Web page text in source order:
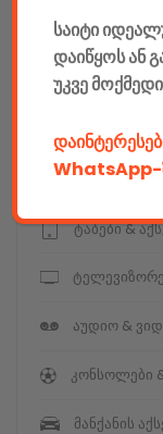
ტელეფონები
კამერები &
ნოუთბუქები
ტაბები &
აუდიო &
კონსოლები
მანქანის
საიტი
დაიწყოს ან
უკვე
WhatsApp-